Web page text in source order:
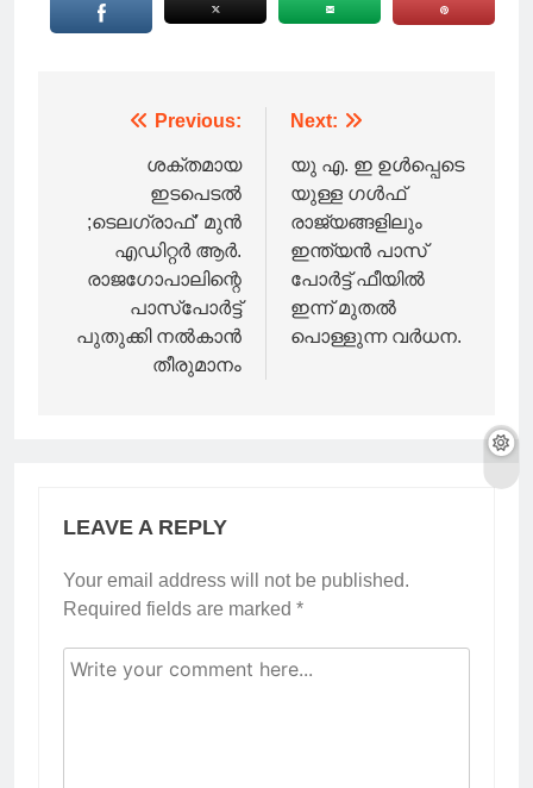
navigation
Previous:
ശക്തമായ
ഇടപെടൽ
;ടെലഗ്രാഫ്’ മുൻ
എഡിറ്റർ ആർ.
രാജഗോപാലിന്റെ
പാസ്പോർട്ട്
പുതുക്കി നൽകാൻ
തീരുമാനം
Next:
യു എ. ഇ ഉൾപ്പെടെ
യുള്ള ഗൾഫ്
രാജ്യങ്ങളിലും
ഇന്ത്യൻ പാസ്
പോർട്ട് ഫീയിൽ
ഇന്ന് മുതൽ
പൊള്ളുന്ന വർധന.
LEAVE A REPLY
Your email address will not be published.
Required fields are marked *